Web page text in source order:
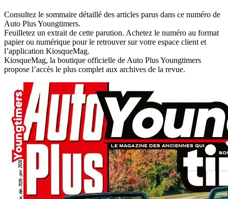
Consultez le sommaire détaillé des articles parus dans ce numéro de
Auto Plus Youngtimers.
Feuilletez un extrait de cette parution. Achetez le numéro au format
papier ou numérique pour le retrouver sur votre espace client et
l’application KiosqueMag.
KiosqueMag, la boutique officielle de Auto Plus Youngtimers
propose l’accès le plus complet aux archives de la revue.